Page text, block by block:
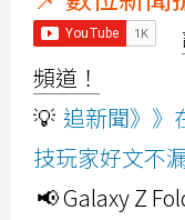
頻道！
💡 追新聞》》
技玩家好文不
📢 Galaxy Z